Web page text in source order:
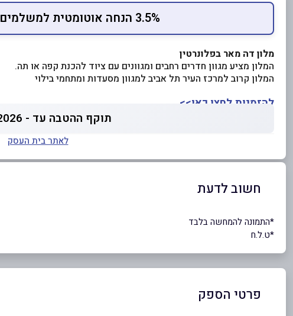
3.5% הנחה אוטומטית למשלמים בכרטיס המועדון
מלון דה מאר בפלונרטין
המלון מציע מגוון חדרים רחבים ומגוונים עם ציוד להכנת קפה או תה.
המלון קרוב למרכז העיר תל אביב למגוון מסעדות ומתחמי בילוי
להזמנות לחצו כאן>>
תוקף ההטבה עד - 06.09.2026
לאתר בית העסק
חשוב לדעת
*התמונה להמחשה בלבד
*ט.ל.ח
פרטי הספק